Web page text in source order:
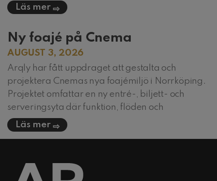
Läs mer
Ny foajé på Cnema
AUGUST 3, 2026
Arqly har fått uppdraget att gestalta och
projektera Cnemas nya foajémiljö i Norrköping.
Projektet omfattar en ny entré-, biljett- och
serveringsyta där funktion, flöden och
Läs mer